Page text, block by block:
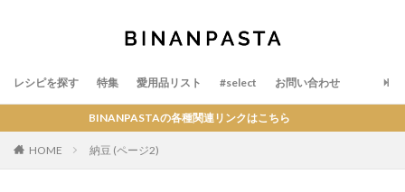
レシピを探す 特集 愛用品リスト #select お問い合わせ
BINANPASTAの各種関連リンクはこちら
HOME 納豆 (ページ2)